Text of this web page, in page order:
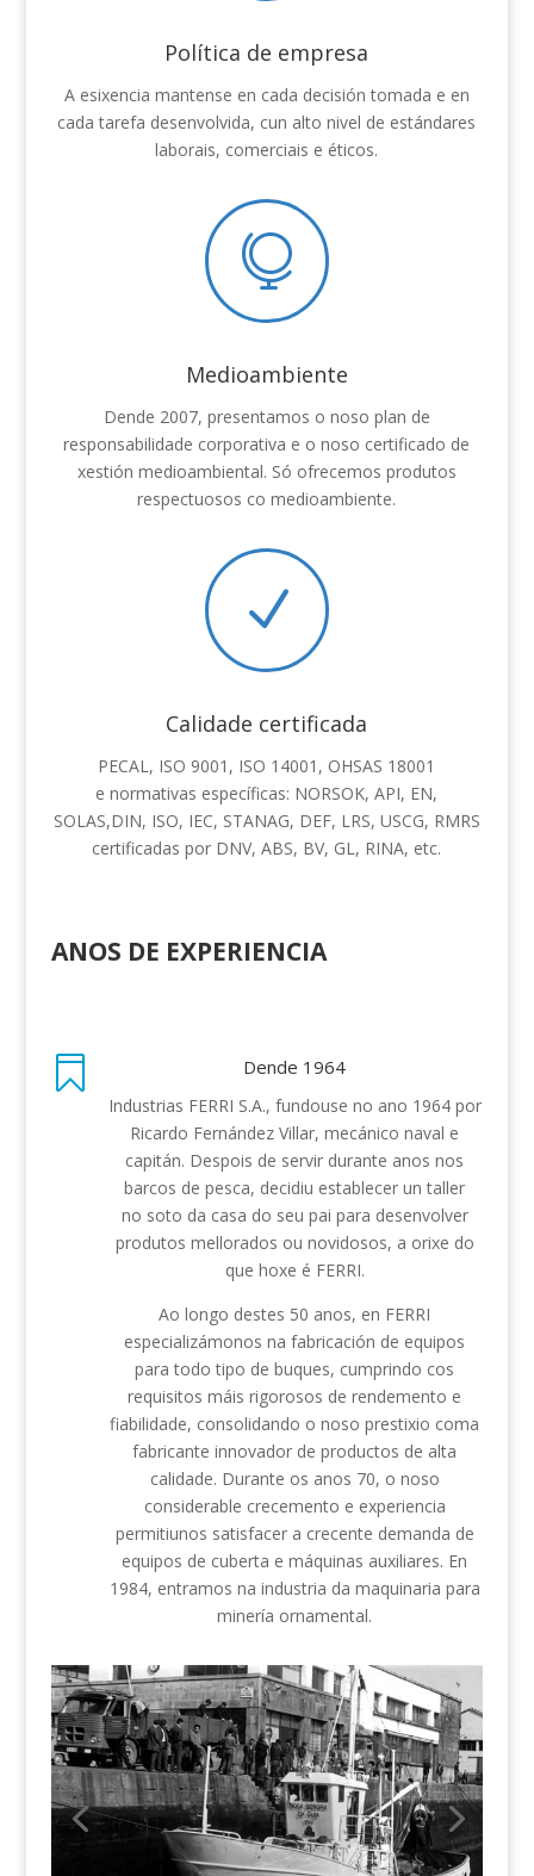
Política de empresa
A esixencia mantense en cada decisión tomada e en
cada tarefa desenvolvida, cun alto nivel de estándares
laborais, comerciais e éticos.

Medioambiente
Dende 2007, presentamos o noso plan de
responsabilidade corporativa e o noso certificado de
xestión medioambiental. Só ofrecemos produtos
respectuosos co medioambiente.
N
Calidade certificada
PECAL, ISO 9001, ISO 14001, OHSAS 18001
e normativas específicas: NORSOK, API, EN,
SOLAS,DIN, ISO, IEC, STANAG, DEF, LRS, USCG, RMRS
certificadas por DNV, ABS, BV, GL, RINA, etc.
ANOS DE EXPERIENCIA
 Dende 1964
Industrias FERRI S.A., fundouse no ano 1964 por
Ricardo Fernández Villar, mecánico naval e
capitán. Despois de servir durante anos nos
barcos de pesca, decidiu establecer un taller
no soto da casa do seu pai para desenvolver
produtos mellorados ou novidosos, a orixe do
que hoxe é FERRI.
Ao longo destes 50 anos, en FERRI
especializámonos na fabricación de equipos
para todo tipo de buques, cumprindo cos
requisitos máis rigorosos de rendemento e
fiabilidade, consolidando o noso prestixio coma
fabricante innovador de productos de alta
calidade. Durante os anos 70, o noso
considerable crecemento e experiencia
permitiunos satisfacer a crecente demanda de
equipos de cuberta e máquinas auxiliares. En
1984, entramos na industria da maquinaria para
minería ornamental.